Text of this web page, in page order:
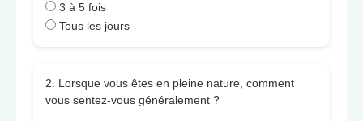
3 à 5 fois
Tous les jours
2. Lorsque vous êtes en pleine nature, comment
vous sentez-vous généralement ?